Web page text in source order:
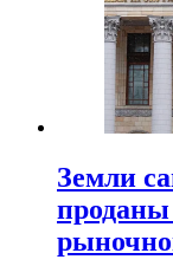
Земли
проданы